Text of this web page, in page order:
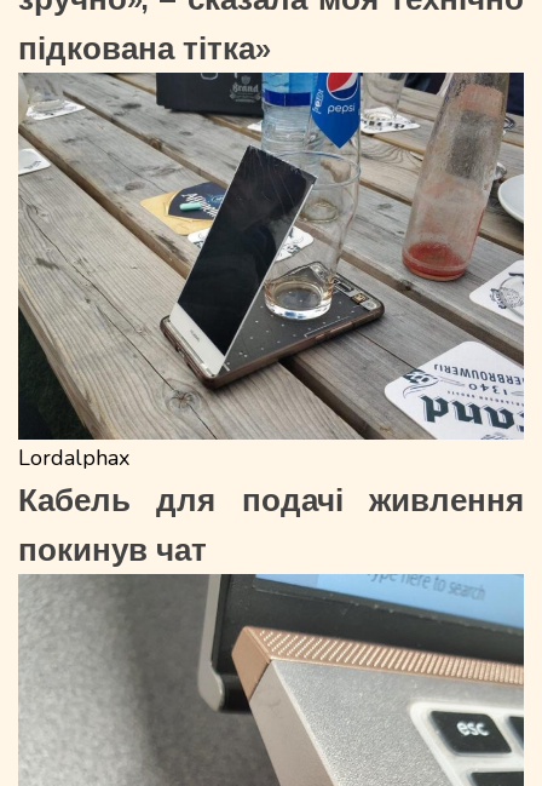
підкована тітка»
Lordalphax
Кабель для подачі живлення
покинув чат